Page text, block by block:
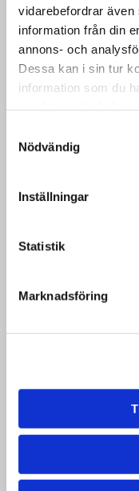
vidarebefordrar även
information från din
annons- och
Dessa kan i sin tur
information som du
Nödvändig
Inställningar
Statistik
Marknadsföring
En effektgardin
ett rum med
bara
Vi erbjuder ett